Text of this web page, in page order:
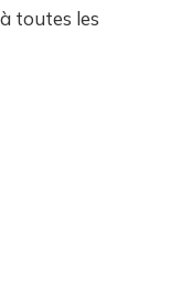
toutes les